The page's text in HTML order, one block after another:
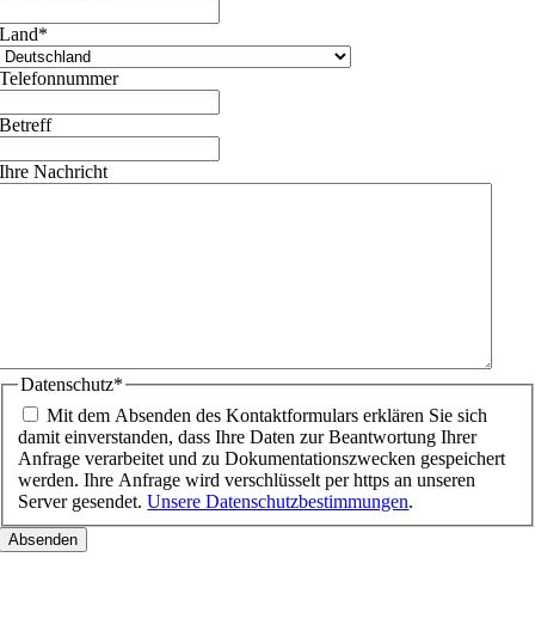
Land*
Telefonnummer
Betreff
Ihre Nachricht
Datenschutz*
Mit dem Absenden des Kontaktformulars erklären Sie sich
damit einverstanden, dass Ihre Daten zur Beantwortung Ihrer
Anfrage verarbeitet und zu Dokumentationszwecken gespeichert
werden. Ihre Anfrage wird verschlüsselt per https an unseren
Server gesendet.Unsere Datenschutzbestimmungen.